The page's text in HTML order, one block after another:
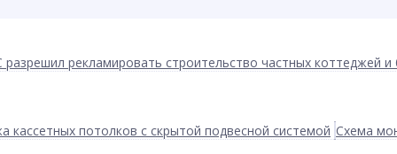
разрешил рекламировать строительство частных коттеджей и
кассетных потолков с скрытой подвесной системой Схема